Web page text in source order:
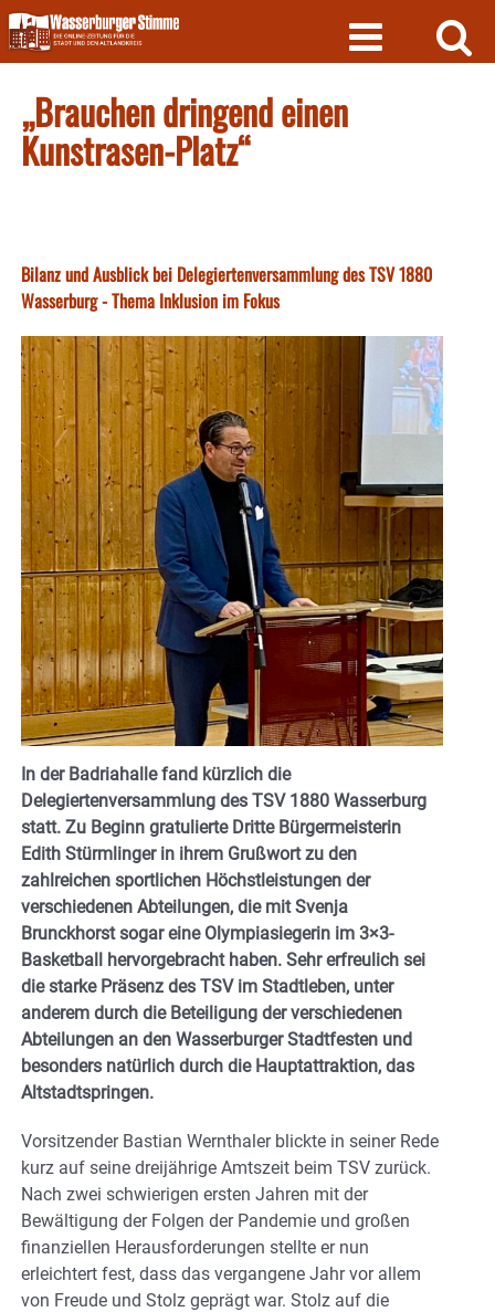
Skip
to
content
„Brauchen dringend einen
Kunstrasen-Platz“
Bilanz und Ausblick bei Delegiertenversammlung des TSV 1880
Wasserburg - Thema Inklusion im Fokus
In der Badriahalle fand kürzlich die
Delegiertenversammlung des TSV 1880 Wasserburg
statt. Zu Beginn gratulierte Dritte Bürgermeisterin
Edith Stürmlinger in ihrem Grußwort zu den
zahlreichen sportlichen Höchstleistungen der
verschiedenen Abteilungen, die mit Svenja
Brunckhorst sogar eine Olympiasiegerin im 3×3-
Basketball hervorgebracht haben. Sehr erfreulich sei
die starke Präsenz des TSV im Stadtleben, unter
anderem durch die Beteiligung der verschiedenen
Abteilungen an den Wasserburger Stadtfesten und
besonders natürlich durch die Hauptattraktion, das
Altstadtspringen.
Vorsitzender Bastian Wernthaler blickte in seiner Rede
kurz auf seine dreijährige Amtszeit beim TSV zurück.
Nach zwei schwierigen ersten Jahren mit der
Bewältigung der Folgen der Pandemie und großen
finanziellen Herausforderungen stellte er nun
erleichtert fest, dass das vergangene Jahr vor allem
von Freude und Stolz geprägt war. Stolz auf die